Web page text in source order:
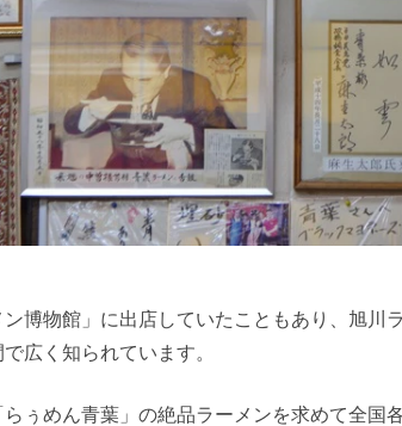
博物館」に出店していたこともあり、旭川
広く知られています。
ぅめん青葉」の絶品ラーメンを求めて全国